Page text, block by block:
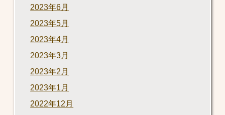
2023年6月
2023年5月
2023年4月
2023年3月
2023年2月
2023年1月
2022年12月